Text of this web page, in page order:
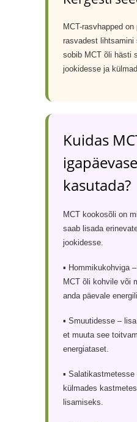
MCT-rasvhapped
rasvadest lihtsamini
sobib MCT õli hästi
jookidesse ja
Kuidas
kasutada?
MCT kookosõli on
saab lisada
jookidesse.
▪ Hommikukohviga
MCT õli kohvile või
anda päevale
▪ Smuutidesse –
et muuta see
energiataset.
▪
külmades
lisamiseks.